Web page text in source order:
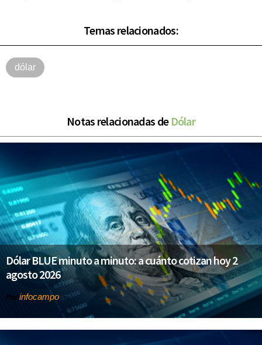
Temas relacionados:
dólar
Notas relacionadas de Dólar
Dólar BLUE minuto a minuto: a cuánto cotizan hoy 2
agosto 2026
Por infocampo